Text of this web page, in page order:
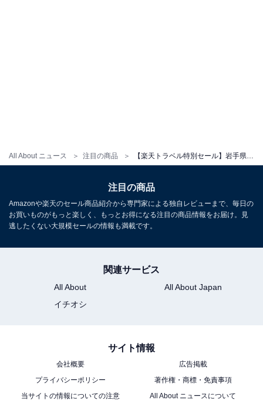
All About ニュース 注目の商品
注目の商品
Amazonや楽天のセール商品紹介から専門家による独自レビューまで、毎日の
お買いものがもっと楽しく、もっとお得になる注目の商品情報をお届け。見
逃したくない大規模セールの情報も満載です。
関連サービス
All About
All About Japan
イチオシ
サイト情報
会社概要
広告掲載
プライバシーポリシー
著作権・商標・免責事項
当サイトの情報についての注意
All About ニュースについて